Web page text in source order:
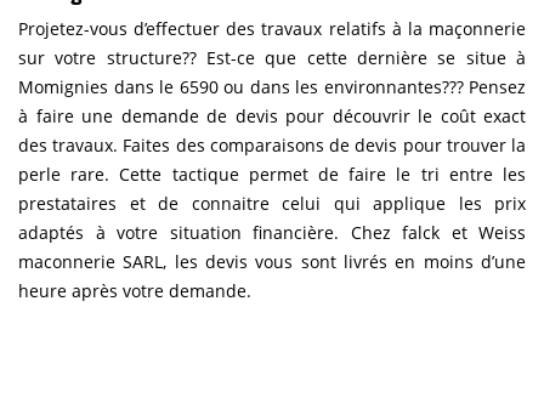
Projetez-vous d’effectuer des travaux relatifs à la maçonnerie
sur votre structure?? Est-ce que cette dernière se situe à
Momignies dans le 6590 ou dans les environnantes??? Pensez
à faire une demande de devis pour découvrir le coût exact
des travaux. Faites des comparaisons de devis pour trouver la
perle rare. Cette tactique permet de faire le tri entre les
prestataires et de connaitre celui qui applique les prix
adaptés à votre situation financière. Chez falck et Weiss
maconnerie SARL, les devis vous sont livrés en moins d’une
heure après votre demande.